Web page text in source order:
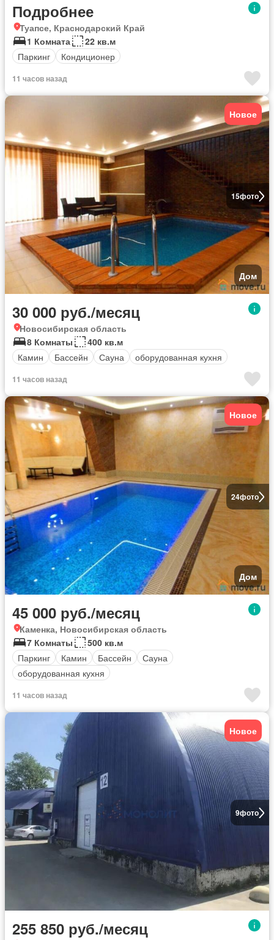
Подробнее
Туапсе, Краснодарский Край
1 Комната
22 кв.м
Паркинг
Кондиционер
11 часов назад
15фото
Новое
Дом
30 000 руб./месяц
Новосибирская область
8 Комнаты
400 кв.м
Камин
Бассейн Сауна оборудованная кухня
11 часов назад
24фото
Новое
Дом
45 000 руб./месяц
Каменка, Новосибирская область
7 Комнаты
500 кв.м
Паркинг
Камин Бассейн
Сауна
оборудованная кухня
11 часов назад
9фото
Новое
255 850 руб./месяц